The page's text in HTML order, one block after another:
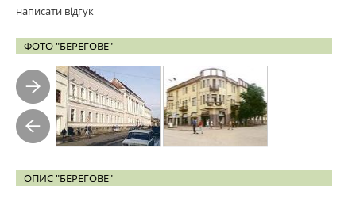
написати відгук
ФОТО "БЕРЕГОВЕ"
ОПИС "БЕРЕГОВЕ"